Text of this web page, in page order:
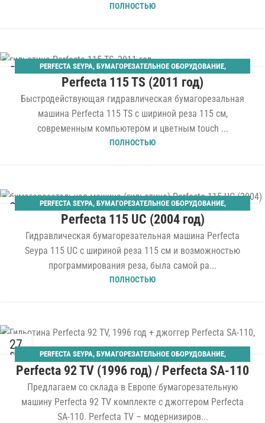
ПОЛНОСТЬЮ
04 PERFECTA SEYPA, БУМАГОРЕЗАТЕЛЬНОЕ ОБОРУДОВАНИЕ,
ОДНОНОЖЕВЫЕ, ШИРИНА 1150 ММ
Perfecta 115 TS (2011 год)
Быстродействующая гидравлическая бумагорезальная
машина Perfecta 115 TS с шириной реза 115 см,
современным компьютером и цветным touch ...
ПОЛНОСТЬЮ
26 PERFECTA SEYPA, БУМАГОРЕЗАТЕЛЬНОЕ ОБОРУДОВАНИЕ,
ОДНОНОЖЕВЫЕ, ШИРИНА 1150 ММ
Perfecta 115 UC (2004 год)
Гидравлическая бумагорезательная машина Perfecta
Seypa 115 UC с шириной реза 115 см и возможностью
программирования реза, была самой ра...
ПОЛНОСТЬЮ
27
СЕН PERFECTA SEYPA, БУМАГОРЕЗАТЕЛЬНОЕ ОБОРУДОВАНИЕ,
ОДНОНОЖЕВЫЕ ,ШИРИНА 920 ММ
Perfecta 92 TV (1996 год) / Perfecta SA-110
Предлагаем со склада в Европе бумагорезательную
машину Perfecta 92 TV комплекте с джоггером Perfecta
SA-110. Perfecta TV – модернизиров...